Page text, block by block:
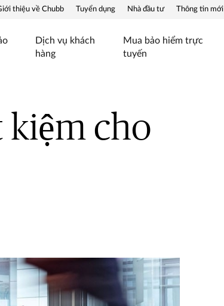
thiệu về Chubb Tuyển dụng Nhà đầu tư Thông tin mới
Dịch vụ khách
hàng
Mua bảo hiểm trực
tuyến
kiệm cho